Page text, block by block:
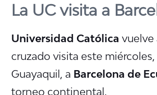
La UC visita a
Universidad Católica vuelve
cruzado visita este
Guayaquil, a Barcelona de
torneo continental.